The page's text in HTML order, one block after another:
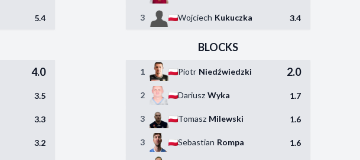
5.4 3 Wojciech Kukuczka 3.4
4.0
3.5
3.3
3.2
BLOCKS
1 Piotr Niedźwiedzki 2.0
2 Dariusz Wyka 1.7
3 Tomasz Milewski 1.6
3 Sebastian Rompa 1.6